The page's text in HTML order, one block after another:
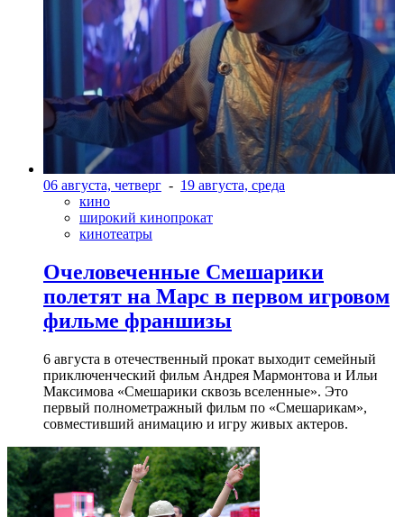
06 августа, четверг - 19 августа, среда
кино
широкий кинопрокат
кинотеатры
Очеловеченные Смешарики
полетят на Марс в первом игровом
фильме франшизы
6 августа в отечественный прокат выходит семейный
приключенческий фильм Андрея Мармонтова и Ильи
Максимова «Смешарики сквозь вселенные». Это
первый полнометражный фильм по «Смешарикам»,
совместивший анимацию и игру живых актеров.